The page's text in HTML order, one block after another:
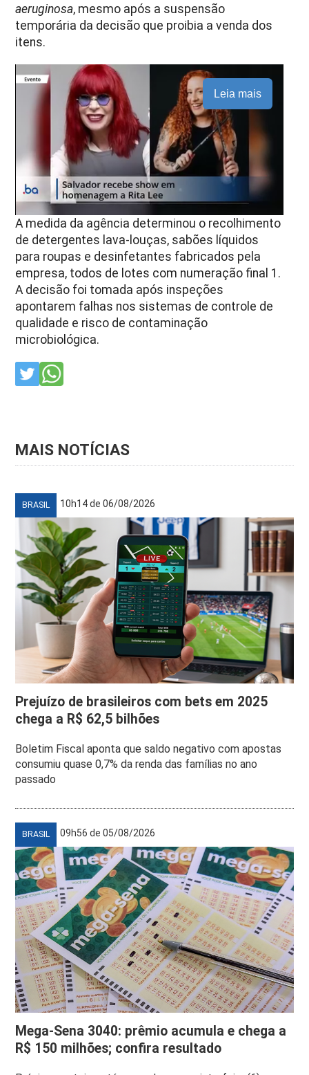
aeruginosa, mesmo após a suspensão
temporária da decisão que proibia a venda dos
itens.
Leia mais
A medida da agência determinou o recolhimento
de detergentes lava-louças, sabões líquidos
para roupas e desinfetantes fabricados pela
empresa, todos de lotes com numeração final 1.
A decisão foi tomada após inspeções
apontarem falhas nos sistemas de controle de
qualidade e risco de contaminação
microbiológica.
MAIS NOTÍCIAS
BRASIL 10h14 de 06/08/2026
Prejuízo de brasileiros com bets em 2025
chega a R$ 62,5 bilhões
Boletim Fiscal aponta que saldo negativo com apostas
consumiu quase 0,7% da renda das famílias no ano
passado
BRASIL 09h56 de 05/08/2026
Mega-Sena 3040: prêmio acumula e chega a
R$ 150 milhões; confira resultado